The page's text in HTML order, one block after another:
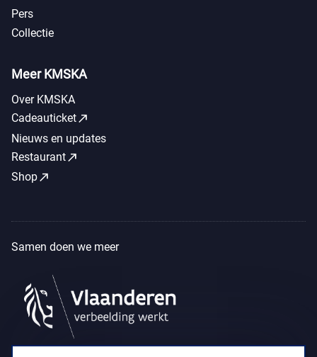
Pers
Collectie
Meer KMSKA
Over KMSKA
Cadeauticketcall_made
Nieuws en updates
Restaurantcall_made
Shopcall_made
Samen doen we meer